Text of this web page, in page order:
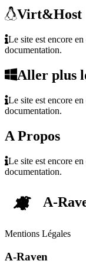
Virt&Host
Le site est encore
documentation.
Aller plus
Le site est encore
documentation.
A Propos
Le site est encore
documentation.
A-
Mentions Légales
A-Raven